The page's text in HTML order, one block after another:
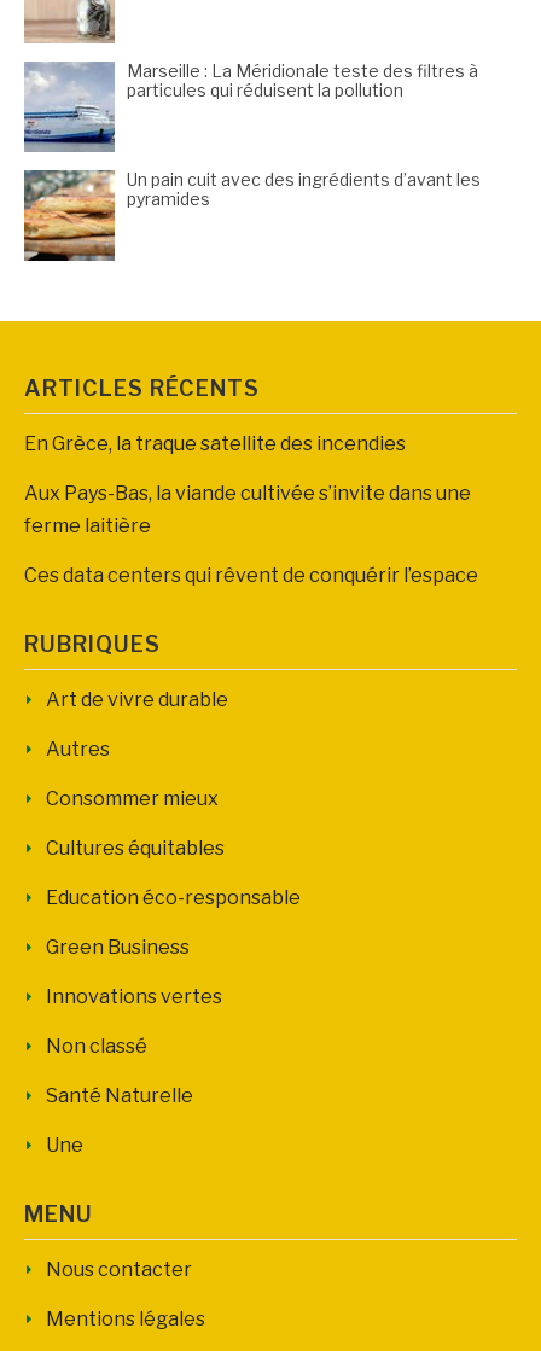
Marseille : La Méridionale teste des filtres à
particules qui réduisent la pollution
Un pain cuit avec des ingrédients d’avant les
pyramides
ARTICLES RÉCENTS
En Grèce, la traque satellite des incendies
Aux Pays-Bas, la viande cultivée s’invite dans une
ferme laitière
Ces data centers qui rêvent de conquérir l’espace
RUBRIQUES
Art de vivre durable
Autres
Consommer mieux
Cultures équitables
Education éco-responsable
Green Business
Innovations vertes
Non classé
Santé Naturelle
Une
MENU
Nous contacter
Mentions légales